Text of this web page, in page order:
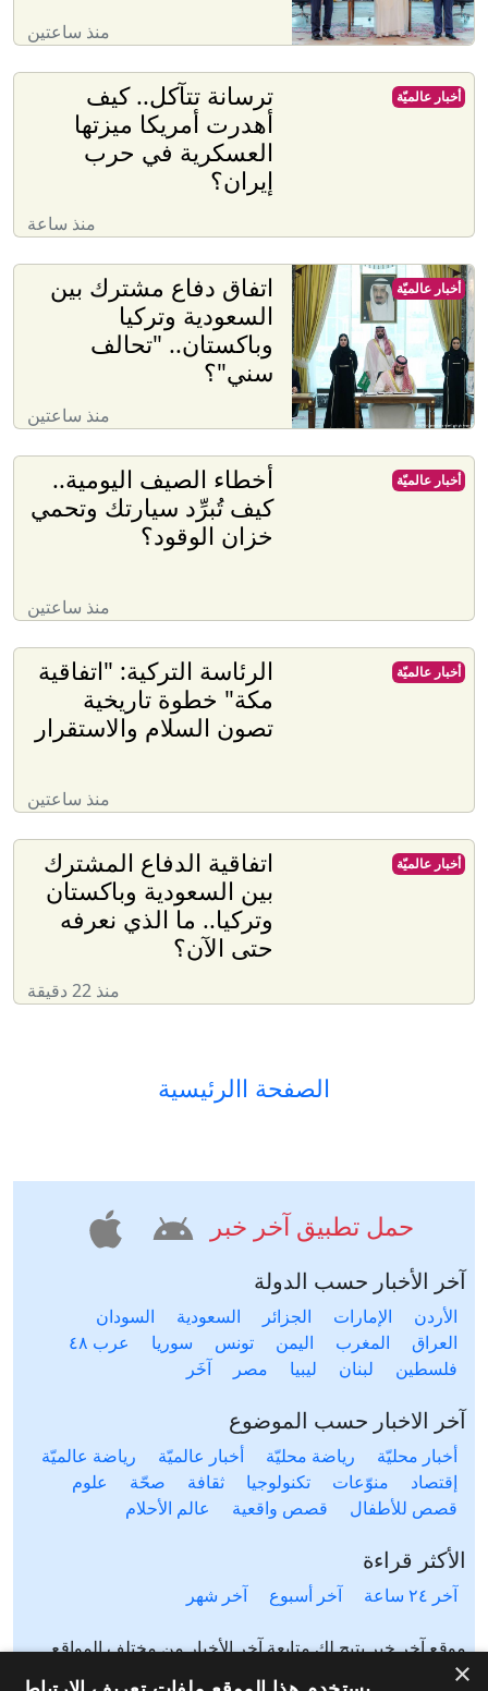
منذ ساعتين
ترسانة تتآكل.. كيف
أهدرت أمريكا ميزتها
العسكرية في حرب
إيران؟
منذ ساعة
أخبار عالميّة
اتفاق دفاع مشترك بين
السعودية وتركيا
وباكستان.. "تحالف
سني"؟
منذ ساعتين
أخبار عالميّة
أخطاء الصيف اليومية..
كيف تُبرِّد سيارتك وتحمي
خزان الوقود؟
منذ ساعتين
أخبار عالميّة
الرئاسة التركية: "اتفاقية
مكة" خطوة تاريخية
تصون السلام والاستقرار
منذ ساعتين
أخبار عالميّة
اتفاقية الدفاع المشترك
بين السعودية وباكستان
وتركيا.. ما الذي نعرفه
حتى الآن؟
منذ 22 دقيقة
أخبار عالميّة
الصفحة االرئيسية
حمل تطبيق آخر خبر
آخر الأخبار حسب الدولة
الأردن الإمارات الجزائر السعودية
السودان
العراق
المغرب اليمن تونس سوريا
عرب ٤٨
فلسطين
لبنان ليبيا مصر آخَر
آخر الاخبار حسب الموضوع
أخبار محليّة رياضة محليّة أخبار عالميّة
رياضة عالميّة
إقتصاد
منوّعات تكنولوجيا ثقافة صحّة
علوم
قصص للأطفال
قصص واقعية عالم الأحلام
الأكثر قراءة
آخر ٢٤ ساعة آخر أسبوع آخر شهر
موقع آخر خبر يتيح لك متابعة آخر الأخبار من مختلف المواقع
المحلية والعالمية. آخر خبر يشمل أخبار محلية لعدة دول مثل
×